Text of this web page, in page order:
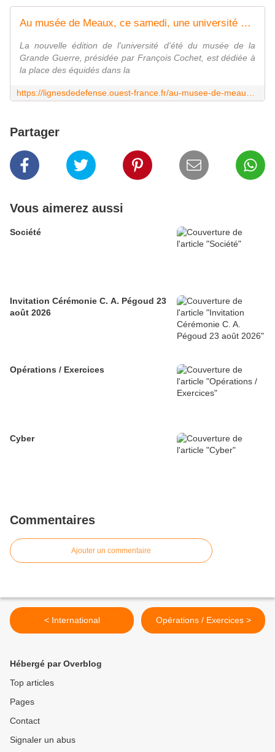
Au musée de Meaux, ce samedi, une université d'été consacrée aux chevaux dans la Grande Guerre
La nouvelle édition de l'université d'été du musée de la
Grande Guerre, présidée par François Cochet, est dédiée à
la place des équidés dans la
Partager
Vous aimerez aussi
Société
Invitation Cérémonie C. A. Pégoud 23
août 2026
Opérations / Exercices
Cyber
Commentaires
Ajouter un commentaire
< International Opérations / Exercices >
Hébergé par Overblog
Top articles
Pages
Contact
Signaler un abus